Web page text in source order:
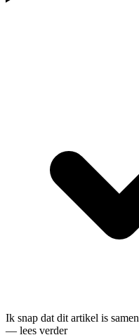
Ik snap dat dit artikel is
— lees verder